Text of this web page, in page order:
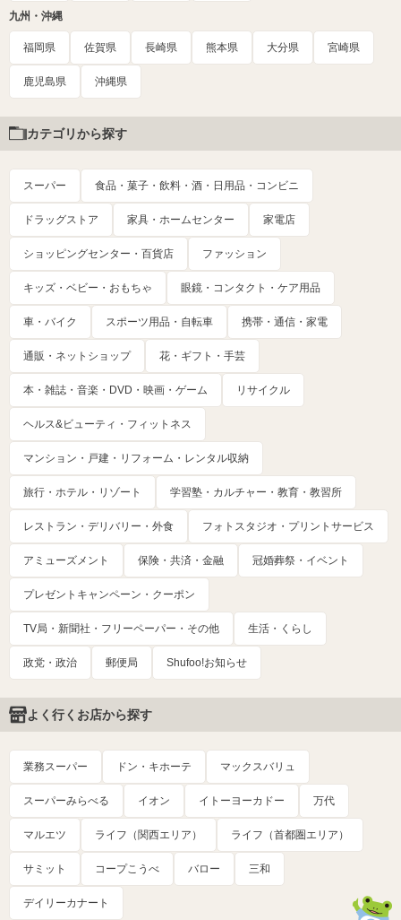
九州・沖縄
福岡県 佐賀県 長崎県 熊本県 大分県 宮崎県
鹿児島県 沖縄県
カテゴリから探す
スーパー 食品・菓子・飲料・酒・日用品・コンビニ
ドラッグストア 家具・ホームセンター 家電店
ショッピングセンター・百貨店 ファッション
キッズ・ベビー・おもちゃ 眼鏡・コンタクト・ケア用品
車・バイク スポーツ用品・自転車 携帯・通信・家電
通販・ネットショップ 花・ギフト・手芸
本・雑誌・音楽・DVD・映画・ゲーム リサイクル
ヘルス&ビューティ・フィットネス
マンション・戸建・リフォーム・レンタル収納
旅行・ホテル・リゾート 学習塾・カルチャー・教育・教習所
レストラン・デリバリー・外食 フォトスタジオ・プリントサービス
アミューズメント 保険・共済・金融 冠婚葬祭・イベント
プレゼントキャンペーン・クーポン
TV局・新聞社・フリーペーパー・その他 生活・くらし
政党・政治 郵便局 Shufoo!お知らせ
よく行くお店から探す
業務スーパー ドン・キホーテ マックスバリュ
スーパーみらべる イオン イトーヨーカドー 万代
マルエツ ライフ（関西エリア） ライフ（首都圏エリア）
サミット コープこうべ バロー 三和
デイリーカナート